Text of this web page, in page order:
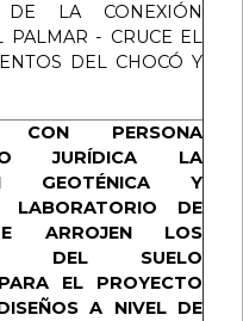
LA CONEXIÓN
PALMAR - CRUCE EL
DEL CHOCÓ Y
CON PERSONA
JURÍDICA LA
GEOTÉNICA Y
LABORATORIO DE
ARROJEN LOS
DEL SUELO
EL PROYECTO
A NIVEL DE